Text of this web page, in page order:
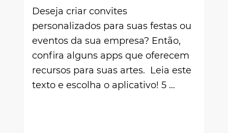
Deseja criar convites
personalizados para suas festas ou
eventos da sua empresa? Então,
confira alguns apps que oferecem
recursos para suas artes. Leia este
texto e escolha o aplicativo! 5 …